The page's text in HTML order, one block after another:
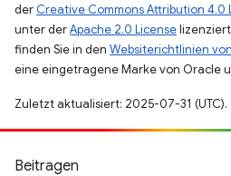
der Creative Commons Attribution 4.0
unter derApache 2.0 License
finden Sie in den Websiterichtlinien
eine eingetragene Marke von Oracle
Zuletzt aktualisiert: 2025-07-31 (UTC).
Beitragen